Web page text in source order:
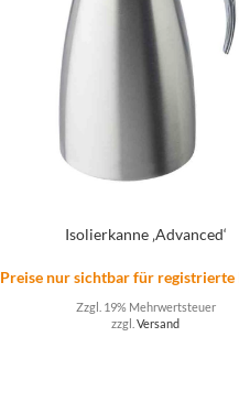
Isolierkanne ‚Advanced‘
Preise nur sichtbar für registrierte
Zzgl. 19% Mehrwertsteuer
zzgl.Versand